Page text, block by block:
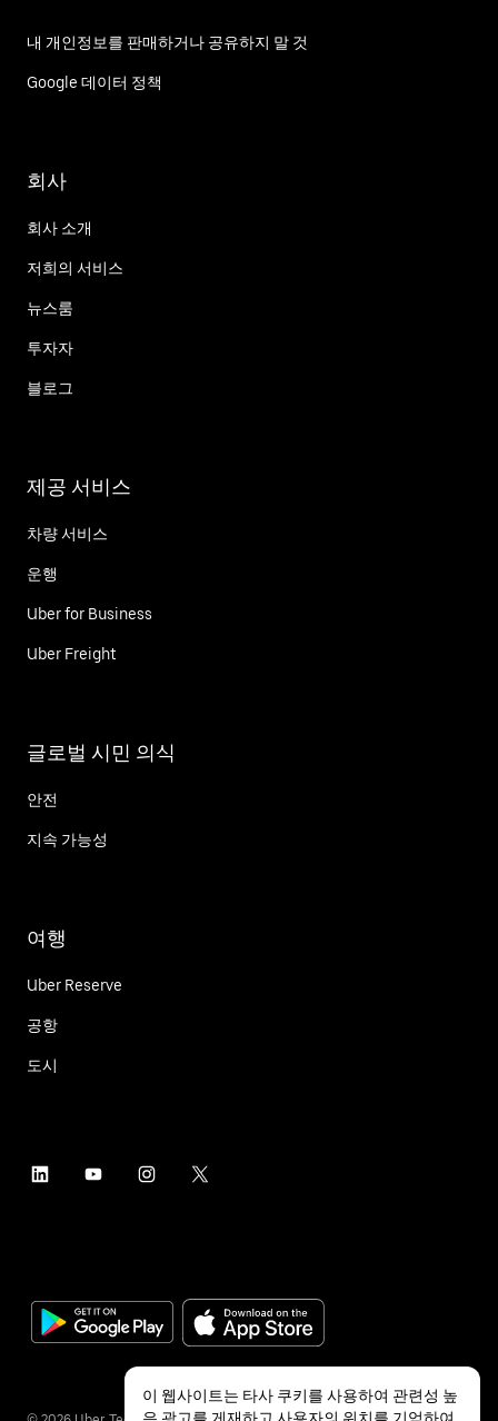
내 개인정보를 판매하거나 공유하지 말 것
Google 데이터 정책
회사
회사 소개
저희의 서비스
뉴스룸
투자자
블로그
제공 서비스
차량 서비스
운행
Uber for Business
Uber Freight
글로벌 시민 의식
안전
지속 가능성
여행
Uber Reserve
공항
도시
이 웹사이트는 타사 쿠키를 사용하여 관련성 높